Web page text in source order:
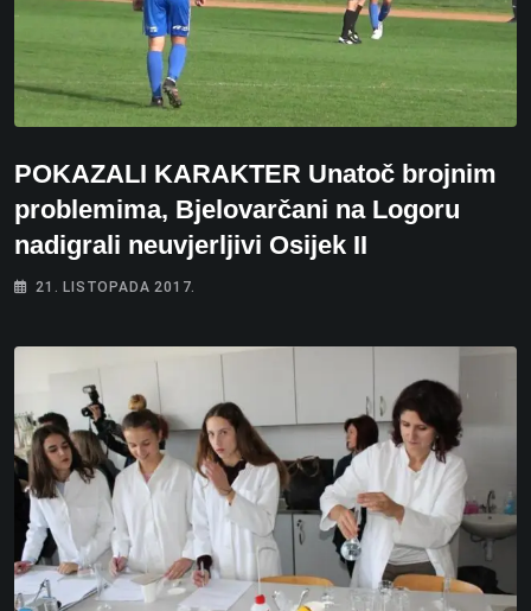
POKAZALI KARAKTER Unatoč brojnim
problemima, Bjelovarčani na Logoru
nadigrali neuvjerljivi Osijek II
21. LISTOPADA 2017.